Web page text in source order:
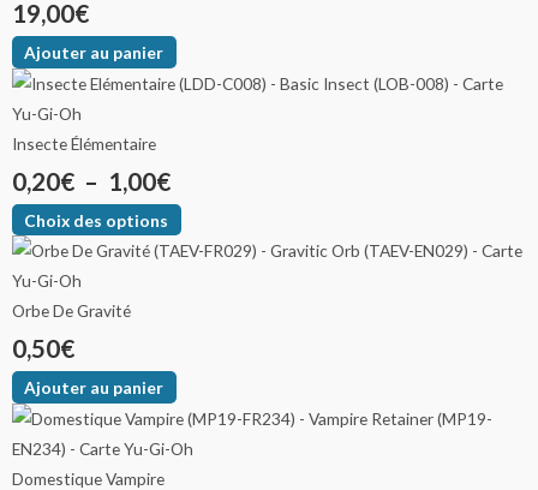
19,00€
Ajouter au panier
Insecte Élémentaire
0,20€ – 1,00€
Choix des options
Orbe De Gravité
0,50€
Ajouter au panier
Domestique Vampire